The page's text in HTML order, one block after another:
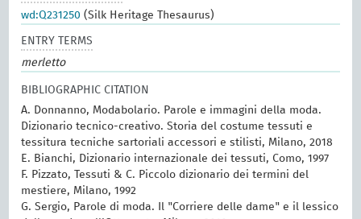
wd:Q231250 (Silk Heritage Thesaurus)
ENTRY TERMS
merletto
BIBLIOGRAPHIC CITATION
A. Donnanno, Modabolario. Parole e immagini della moda.
Dizionario tecnico-creativo. Storia del costume tessuti e
tessitura tecniche sartoriali accessori e stilisti, Milano, 2018
E. Bianchi, Dizionario internazionale dei tessuti, Como, 1997
F. Pizzato, Tessuti & C. Piccolo dizionario dei termini del
mestiere, Milano, 1992
G. Sergio, Parole di moda. Il "Corriere delle dame" e il lessico